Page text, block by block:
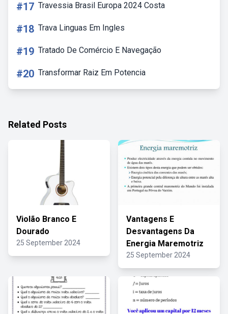
#17 Travessia Brasil Europa 2024 Costa
#18 Trava Linguas Em Ingles
#19 Tratado De Comércio E Navegação
#20 Transformar Raiz Em Potencia
Related Posts
Violão Branco E
Dourado
25 September 2024
Vantagens E
Desvantagens Da
Energia Maremotriz
25 September 2024